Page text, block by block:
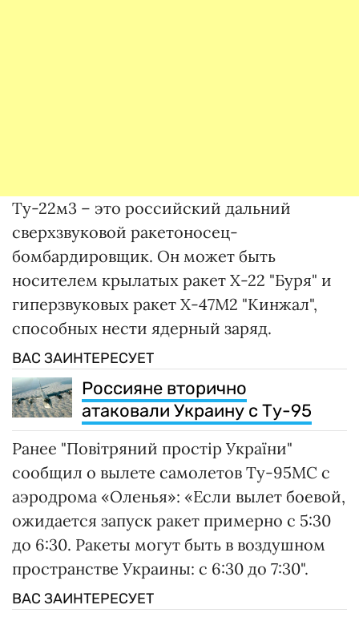
Ту-22м3 – это российский дальний
сверхзвуковой ракетоносец-
бомбардировщик. Он может быть
носителем крылатых ракет Х-22 "Буря" и
гиперзвуковых ракет Х-47М2 "Кинжал",
способных нести ядерный заряд.
ВАС ЗАИНТЕРЕСУЕТ
Россияне вторично
атаковали Украину с Ту-95
Ранее "Повітряний простір України"
сообщил о вылете самолетов Ту-95МС с
аэродрома «Оленья»: «Если вылет боевой,
ожидается запуск ракет примерно с 5:30
до 6:30. Ракеты могут быть в воздушном
пространстве Украины: с 6:30 до 7:30".
ВАС ЗАИНТЕРЕСУЕТ